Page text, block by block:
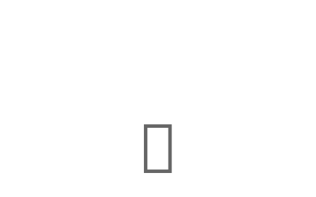
